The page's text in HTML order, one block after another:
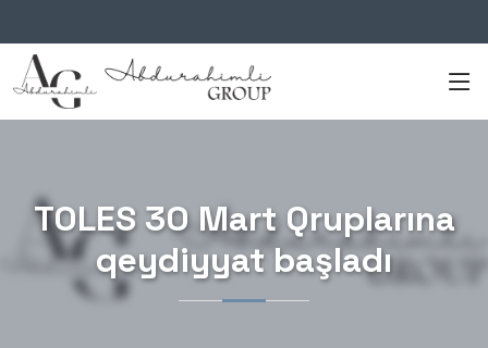
TOLES 30 Mart Qruplarına
qeydiyyat başladı